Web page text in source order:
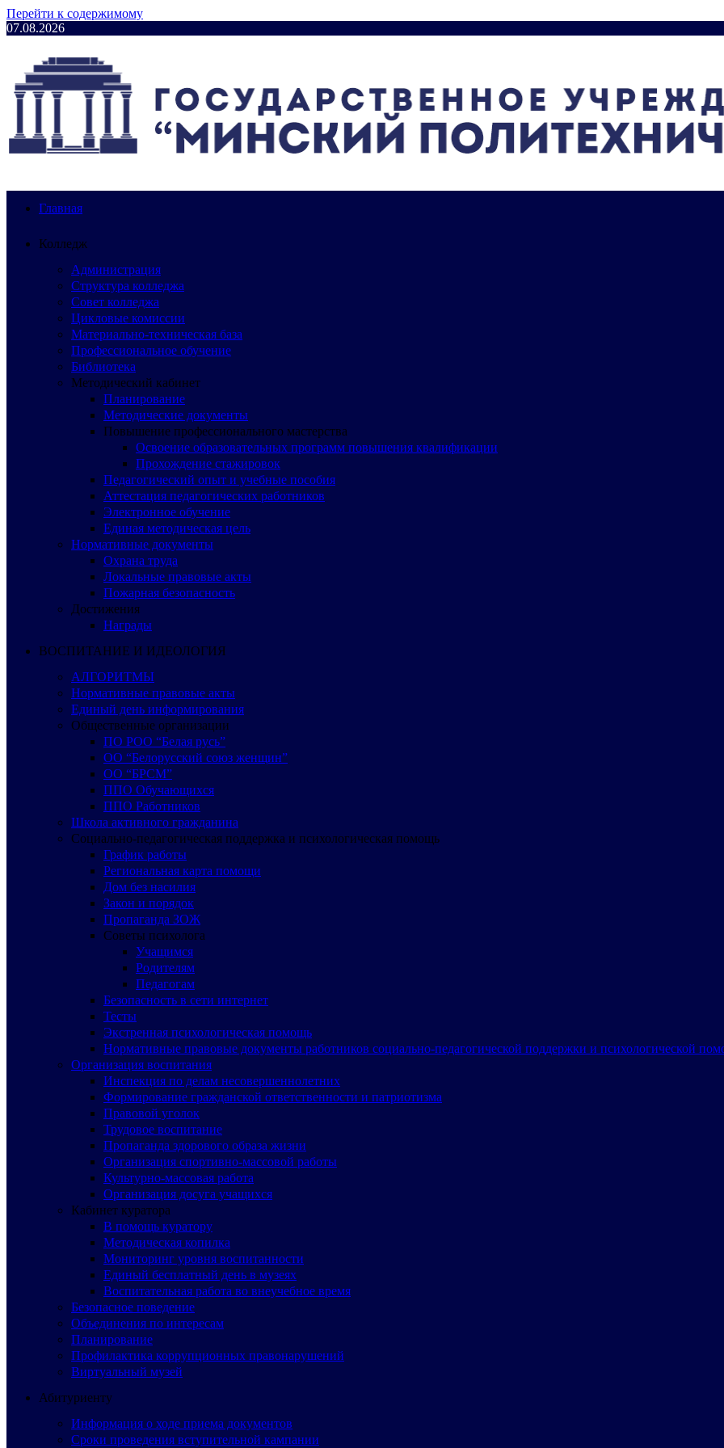
Перейти к содержимому
07.08.2026
Главная
Колледж
Администрация
Структура колледжа
Совет колледжа
Цикловые комиссии
Материально-техническая база
Профессиональное обучение
Библиотека
Методический кабинет
Планирование
Методические документы
Повышение профессионального мастерства
Освоение образовательных программ повышения квалификации
Прохождение стажировок
Педагогический опыт и учебные пособия
Аттестация педагогических работников
Электронное обучение
Единая методическая цель
Нормативные документы
Охрана труда
Локальные правовые акты
Пожарная безопасность
Достижения
Награды
ВОСПИТАНИЕ И ИДЕОЛОГИЯ
АЛГОРИТМЫ
Нормативные правовые акты
Единый день информирования
Общественные организации
ПО РОО “Белая русь”
ОО “Белорусский союз женщин”
ОО “БРСМ”
ППО Обучающихся
ППО Работников
Школа активного гражданина
Социально-педагогическая поддержка и психологическая помощь
График работы
Региональная карта помощи
Дом без насилия
Закон и порядок
Пропаганда ЗОЖ
Советы психолога
Учащимся
Родителям
Педагогам
Безопасность в сети интернет
Тесты
Экстренная психологическая помощь
Нормативные правовые документы работников социально-педагогической поддержки и психологической
Организация воспитания
Инспекция по делам несовершеннолетних
Формирование гражданской ответственности и патриотизма
Правовой уголок
Трудовое воспитание
Пропаганда здорового образа жизни
Организация спортивно-массовой работы
Культурно-массовая работа
Организация досуга учащихся
Кабинет куратора
В помощь куратору
Методическая копилка
Мониторинг уровня воспитанности
Единый бесплатный день в музеях
Воспитательная работа во внеучебное время
Безопасное поведение
Объединения по интересам
Планирование
Профилактика коррупционных правонарушений
Виртуальный музей
Абитуриенту
Информация о ходе приема документов
Сроки проведения вступительной кампании